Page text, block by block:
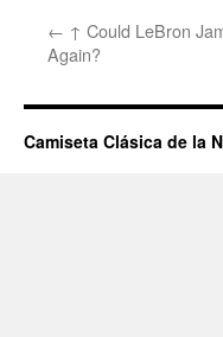
← ↑ Could LeBron
Again?
Camiseta Clásica de la